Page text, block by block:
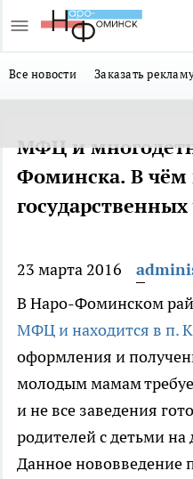
Все новости Заказать
МФЦ и
Фоминска. В чём
государственных
23 марта 2016
В Наро-Фоминском
МФЦ и находится в п.
оформления и
молодым мамам
и не все заведения
родителей с детьми
Данное нововведение